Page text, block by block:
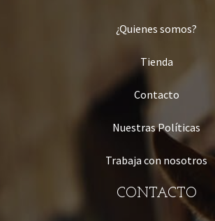
¿Quienes somos?
Tienda
Contacto
Nuestras Políticas
Trabaja con nosotros
CONTACTO